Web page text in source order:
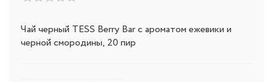
Чай черный TESS Berry Bar с ароматом ежевики и
черной смородины, 20 пир